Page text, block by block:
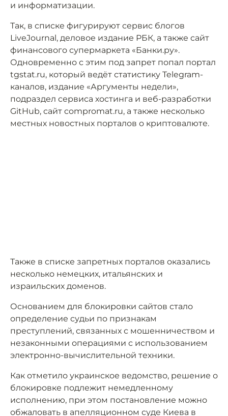
и информатизации.
Так, в списке фигурируют сервис блогов
LiveJournal, деловое издание РБК, а также сайт
финансового супермаркета «Банки.ру».
Одновременно с этим под запрет попал портал
tgstat.ru, который ведёт статистику Telegram-
каналов, издание «Аргументы недели»,
подраздел сервиса хостинга и веб-разработки
GitHub, сайт compromat.ru, а также несколько
местных новостных порталов о криптовалюте.
Также в списке запретных порталов оказались
несколько немецких, итальянских и
израильских доменов.
Основанием для блокировки сайтов стало
определение судьи по признакам
преступлений, связанных с мошенничеством и
незаконными операциями с использованием
электронно-вычислительной техники.
Как отметило украинское ведомство, решение о
блокировке подлежит немедленному
исполнению, при этом постановление можно
обжаловать в апелляционном суде Киева в